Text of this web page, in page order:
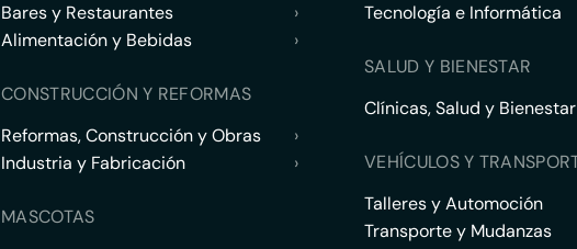
Bares y Restaurantes
›
Alimentación y Bebidas
›
CONSTRUCCIÓN Y REFORMAS
Reformas, Construcción y Obras
›
Industria y Fabricación
›
MASCOTAS
Tecnología e Informática
SALUD Y BIENESTAR
Clínicas, Salud y Bienestar
VEHÍCULOS Y
Talleres y Automoción
Transporte y Mudanzas